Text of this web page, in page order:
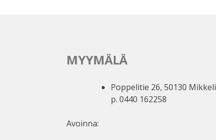
MYYMÄLÄ
Poppelitie 26, 50130 Mikkeli
p. 0440 162258
Avoinna: